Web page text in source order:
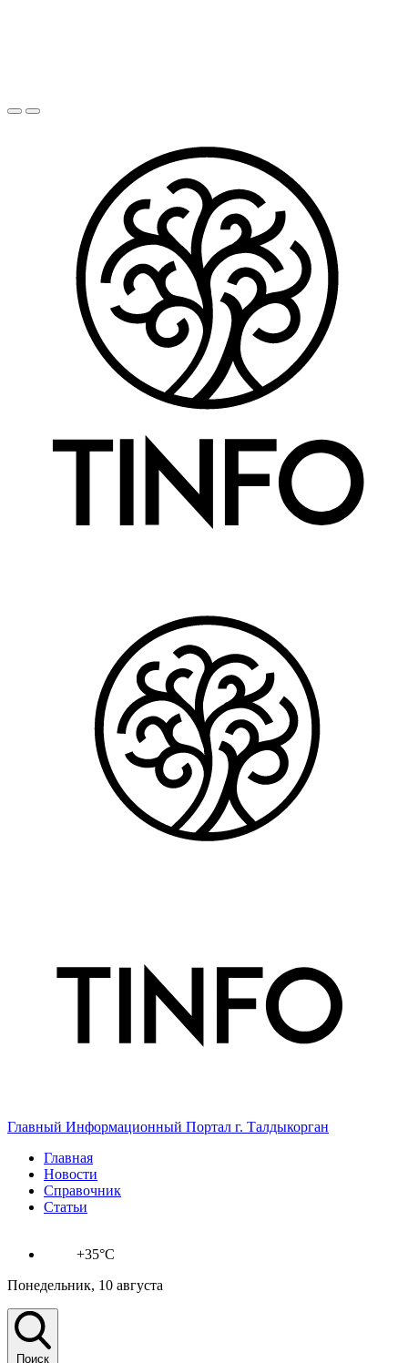
Главный Информационный Портал г. Талдыкорган
Главная
Новости
Справочник
Статьи
+35°C
Понедельник, 10 августа
Поиск